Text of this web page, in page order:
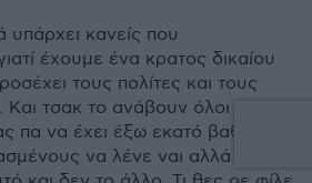
κανείς που
έχουμε ένα κρατος δικαίου
τους πολίτες και τους
Και τσακ το ανάβουν όλοι κι
πα να έχει έξω εκατό βαθμούς!
να λένε ναι αλλά ο